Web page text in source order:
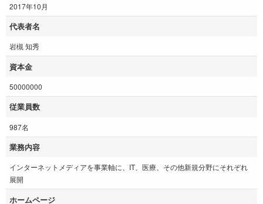
2017年10月
代表者名
岩槻 知秀
資本金
50000000
従業員数
987名
業務内容
インターネットメディアを事業軸に、IT、医療、その他新規分野にそれぞれ
展開
ホームページ